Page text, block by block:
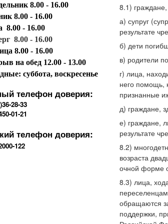
8.00 - 16.00
8.00 - 16.00
8.00 - 16.00
8.00 - 16.00
8.00 - 16.00
на обед 12.00 - 13.00
суббота, воскресенье
телефон доверия:
28-33
01-21
телефон доверия:
122
8.1)
а) супруг
результате
б) дети
в) родители
г) лица,
него помощь,
признанные
д) граждане,
е) граждане,
результате
8.2)
возраста
очной форме
8.3) лица,
обращаются
поддержки,